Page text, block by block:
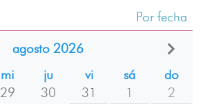
Por fecha
agosto 2026
mi ju vi sá
do
29 30 31 1
2